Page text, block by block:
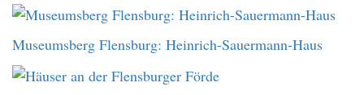
Museumsberg Flensburg: Heinrich-Sauermann-Haus